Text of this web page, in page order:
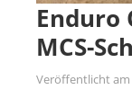
Enduro
MCS-
Veröffentlicht am